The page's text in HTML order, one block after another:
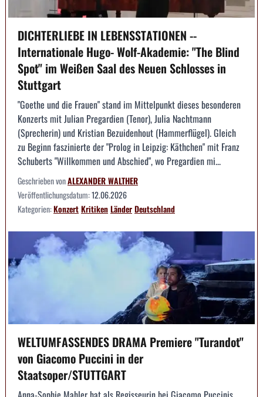
DICHTERLIEBE IN LEBENSSTATIONEN --
Internationale Hugo- Wolf-Akademie: "The Blind
Spot" im Weißen Saal des Neuen Schlosses in
Stuttgart
"Goethe und die Frauen" stand im Mittelpunkt dieses besonderen
Konzerts mit Julian Pregardien (Tenor), Julia Nachtmann
(Sprecherin) und Kristian Bezuidenhout (Hammerflügel). Gleich
zu Beginn faszinierte der "Prolog in Leipzig: Käthchen" mit Franz
Schuberts "Willkommen und Abschied", wo Pregardien mi...
Geschrieben vonALEXANDER WALTHER
Veröffentlichungsdatum:12.06.2026
Kategorien:KonzertKritikenLänderDeutschland
WELTUMFASSENDES DRAMA Premiere "Turandot"
von Giacomo Puccini in der
Staatsoper/STUTTGART